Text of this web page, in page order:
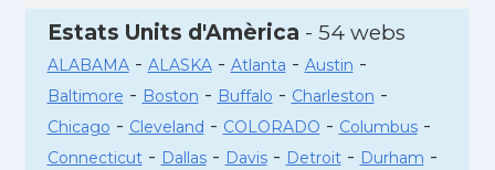
Estats Units d'Amèrica - 54 webs
ALABAMA- ALASKA- Atlanta - Austin -
Baltimore - Boston - Buffalo - Charleston -
Chicago - Cleveland - COLORADO - Columbus-
Connecticut- Dallas- Davis- Detroit- Durham -